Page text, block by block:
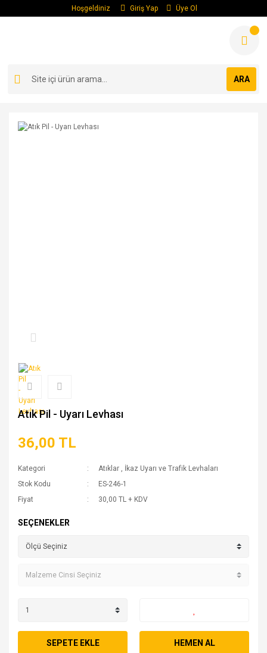
Hoşgeldiniz Giriş Yap Üye Ol
ARA
Atık Pil - Uyarı Levhası
36,00 TL
Kategori Atıklar , İkaz Uyarı ve Trafik Levhaları
Stok Kodu
ES-246-1
Fiyat
30,00 TL + KDV
SEÇENEKLER
SEPETE EKLE HEMEN AL